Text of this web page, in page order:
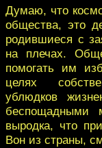
Думаю, что
общества, это
родившиеся с
на плечах.
помогать им
целях
ублюдков
беспощадными
выродка, что
Вон из страны,